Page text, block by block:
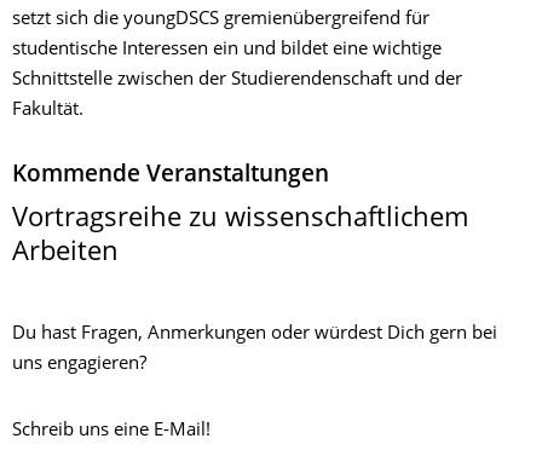
setzt sich die youngDSCS gremienübergreifend für
studentische Interessen ein und bildet eine wichtige
Schnittstelle zwischen der Studierendenschaft und der
Fakultät.
Kommende Veranstaltungen
Vortragsreihe zu wissenschaftlichem
Arbeiten
Du hast Fragen, Anmerkungen oder würdest Dich gern bei
uns engagieren?
Schreib uns eine E-Mail!